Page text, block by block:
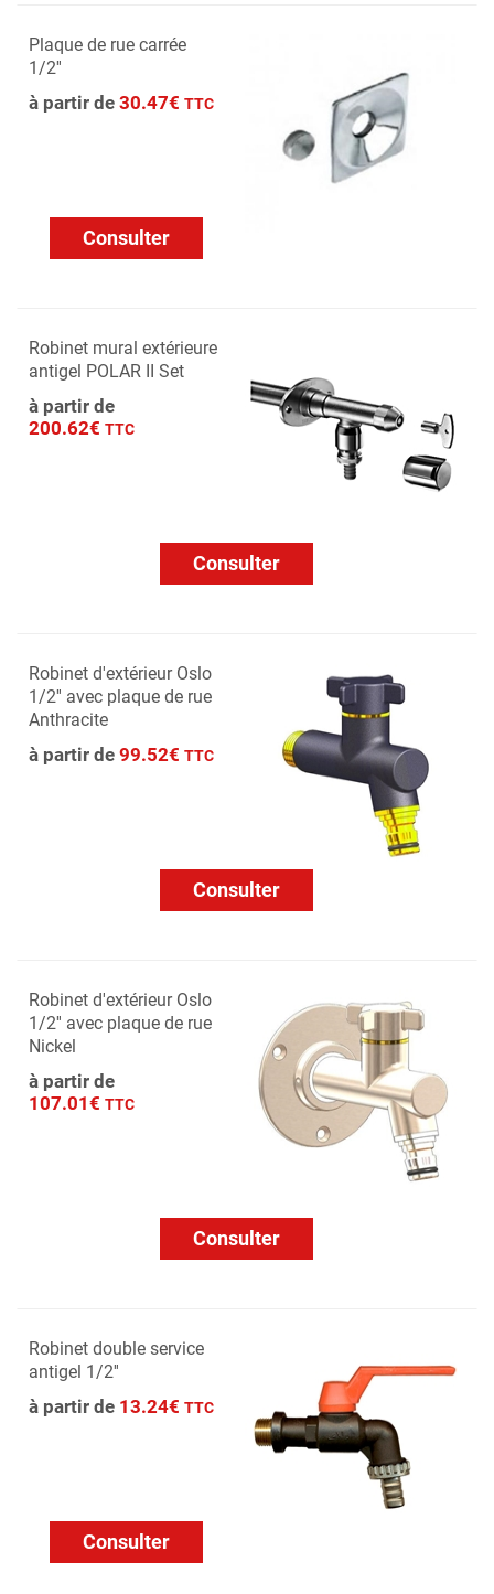
Plaque de rue carrée
1/2''
à partir de 30.47€ TTC
Consulter
Robinet mural extérieure
antigel POLAR II Set
à partir de
200.62€ TTC
Consulter
Robinet d'extérieur Oslo
1/2'' avec plaque de rue
Anthracite
à partir de 99.52€ TTC
Consulter
Robinet d'extérieur Oslo
1/2'' avec plaque de rue
Nickel
à partir de
107.01€ TTC
Consulter
Robinet double service
antigel 1/2''
à partir de 13.24€ TTC
Consulter